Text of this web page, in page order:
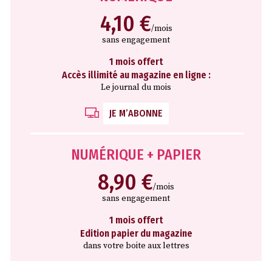
4,10 €/mois
sans engagement
1 mois offert
Accès illimité au magazine en ligne :
Le journal du mois
JE M’ABONNE
NUMÉRIQUE + PAPIER
8,90 €/mois
sans engagement
1 mois offert
Edition papier du magazine
dans votre boite aux lettres